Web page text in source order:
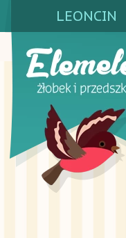
LEONCIN